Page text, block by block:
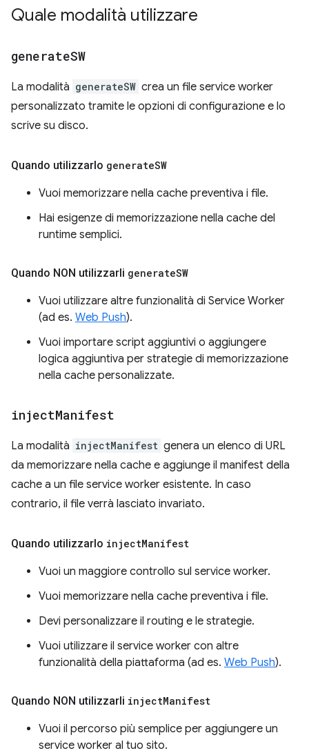
Quale modalità utilizzare
generateSW
La modalità generateSW crea un file service worker
personalizzato tramite le opzioni di configurazione e lo
scrive su disco.
Quando utilizzarlo generateSW
Vuoi memorizzare nella cache preventiva i file.
Hai esigenze di memorizzazione nella cache del
runtime semplici.
Quando NON utilizzarli generateSW
Vuoi utilizzare altre funzionalità di Service Worker
(ad es. Web Push).
Vuoi importare script aggiuntivi o aggiungere
logica aggiuntiva per strategie di memorizzazione
nella cache personalizzate.
injectManifest
La modalità injectManifest genera un elenco di URL
da memorizzare nella cache e aggiunge il manifest della
cache a un file service worker esistente. In caso
contrario, il file verrà lasciato invariato.
Quando utilizzarlo injectManifest
Vuoi un maggiore controllo sul service worker.
Vuoi memorizzare nella cache preventiva i file.
Devi personalizzare il routing e le strategie.
Vuoi utilizzare il service worker con altre
funzionalità della piattaforma (ad es. Web Push).
Quando NON utilizzarli injectManifest
Vuoi il percorso più semplice per aggiungere un
service worker al tuo sito.